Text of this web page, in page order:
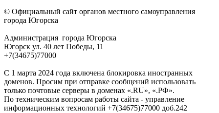
© Официальный сайт органов местного самоуправления
города Югорска
Администрация города Югорска
Югорск ул. 40 лет Победы, 11
+7(34675)77000
С 1 марта 2024 года включена блокировка иностранных
доменов. Просим при отправке сообщений использовать
только почтовые серверы в доменах «.RU», «.РФ».
По техническим вопросам работы сайта - управление
информационных технологий +7(34675)77000 доб.242